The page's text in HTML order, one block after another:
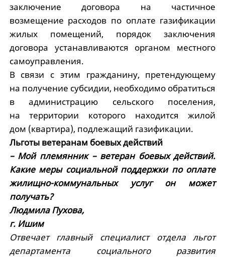
заключение договора на частичное
возмещение расходов по оплате газификации
жилых помещений, порядок заключения
договора устанавливаются органом местного
самоуправления.
В связи с этим гражданину, претендующему
на получение субсидии, необходимо обратиться
в администрацию сельского поселения,
на территории которого находится жилой
дом (квартира), подлежащий газификации.
Льготы ветеранам боевых действий
– Мой племянник – ветеран боевых действий.
Какие меры социальной поддержки по оплате
жилищно-коммунальных услуг он может
получать?
Людмила Пухова,
г. Ишим
Отвечает главный специалист отдела льгот
департамента социального развития